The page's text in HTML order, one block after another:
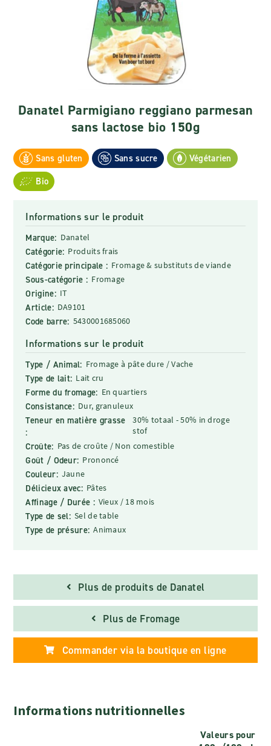
Danatel Parmigiano reggiano parmesan
sans lactose bio 150g
Sans gluten Sans sucre
Végétarien
Bio
Informations sur le produit
Marque: Danatel
Catégorie: Produits frais
Catégorie principale : Fromage & substituts de viande
Sous-catégorie : Fromage
Origine: IT
Article: DA9101
Code barre: 5430001685060
Informations sur le produit
Type / Animal: Fromage à pâte dure / Vache
Type de lait: Lait cru
Forme du fromage: En quartiers
Consistance: Dur, granuleux
Teneur en matière grasse
:
30% totaal - 50% in droge
stof
Croûte: Pas de croûte / Non comestible
Goût / Odeur: Prononcé
Couleur: Jaune
Délicieux avec: Pâtes
Affinage / Durée : Vieux / 18 mois
Type de sel: Sel de table
Type de présure: Animaux
Plus de produits de Danatel
Plus de Fromage
Commander via la boutique en ligne
Informations nutritionnelles
Valeurs pour